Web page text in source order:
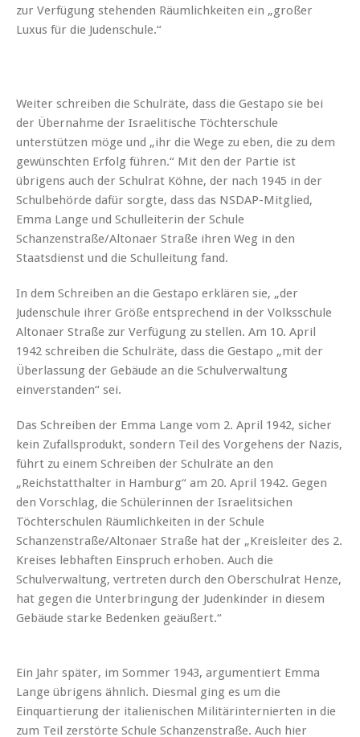
zur Verfügung stehenden Räumlichkeiten ein „großer
Luxus für die Judenschule.“
Weiter schreiben die Schulräte, dass die Gestapo sie bei
der Übernahme der Israelitische Töchterschule
unterstützen möge und „ihr die Wege zu eben, die zu dem
gewünschten Erfolg führen.“ Mit den der Partie ist
übrigens auch der Schulrat Köhne, der nach 1945 in der
Schulbehörde dafür sorgte, dass das NSDAP-Mitglied,
Emma Lange und Schulleiterin der Schule
Schanzenstraße/Altonaer Straße ihren Weg in den
Staatsdienst und die Schulleitung fand.
In dem Schreiben an die Gestapo erklären sie, „der
Judenschule ihrer Größe entsprechend in der Volksschule
Altonaer Straße zur Verfügung zu stellen. Am 10. April
1942 schreiben die Schulräte, dass die Gestapo „mit der
Überlassung der Gebäude an die Schulverwaltung
einverstanden“ sei.
Das Schreiben der Emma Lange vom 2. April 1942, sicher
kein Zufallsprodukt, sondern Teil des Vorgehens der Nazis,
führt zu einem Schreiben der Schulräte an den
„Reichstatthalter in Hamburg“ am 20. April 1942. Gegen
den Vorschlag, die Schülerinnen der Israelitsichen
Töchterschulen Räumlichkeiten in der Schule
Schanzenstraße/Altonaer Straße hat der „Kreisleiter des 2.
Kreises lebhaften Einspruch erhoben. Auch die
Schulverwaltung, vertreten durch den Oberschulrat Henze,
hat gegen die Unterbringung der Judenkinder in diesem
Gebäude starke Bedenken geäußert.“
Ein Jahr später, im Sommer 1943, argumentiert Emma
Lange übrigens ähnlich. Diesmal ging es um die
Einquartierung der italienischen Militärinternierten in die
zum Teil zerstörte Schule Schanzenstraße. Auch hier